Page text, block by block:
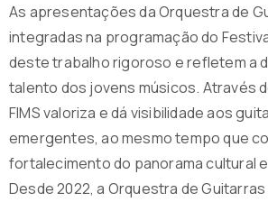
As apresentações da Orquestra de
integradas na programação do
deste trabalho rigoroso e refletem a
talento dos jovens músicos. Através
FIMS valoriza e dá visibilidade aos
emergentes, ao mesmo tempo que
fortalecimento do panorama cultural
Desde 2022, a Orquestra de